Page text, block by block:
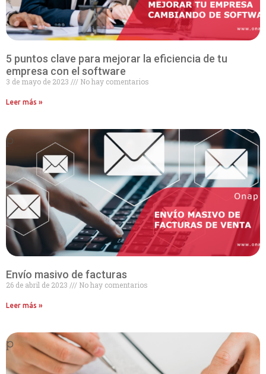
5 puntos clave para mejorar la eficiencia de tu
empresa con el software
3 de mayo de 2023 No hay comentarios
Leer más »
Envío masivo de facturas
26 de abril de 2023 No hay comentarios
Leer más »